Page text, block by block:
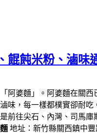
飩米粉、滷味
婆麵」。阿婆麵在關
味，每一樣都樸實卻耐吃
前往尖石、內灣、司馬
地址：新竹縣關西鎮中豐